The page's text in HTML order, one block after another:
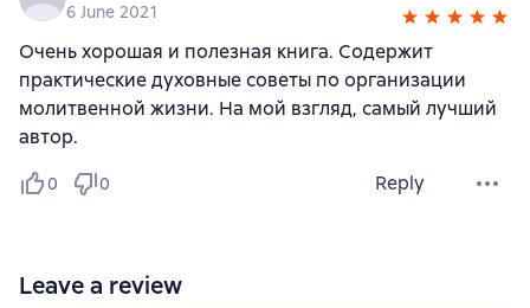
6 June 2021
Очень хорошая и полезная книга. Содержит
практические духовные советы по организации
молитвенной жизни. На мой взгляд, самый лучший
автор.
0 0 Reply
Leave a review